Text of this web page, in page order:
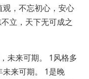
，不忘初心，安心
立，天下无可成之
未来可期。 1风格多
来可期。 1是晚